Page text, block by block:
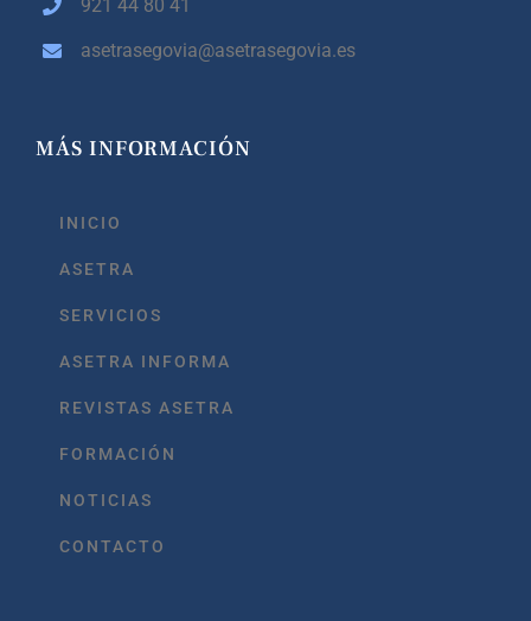
921 44 80 41
asetrasegovia@asetrasegovia.es
MÁS INFORMACIÓN
INICIO
ASETRA
SERVICIOS
ASETRA INFORMA
REVISTAS ASETRA
FORMACIÓN
NOTICIAS
CONTACTO